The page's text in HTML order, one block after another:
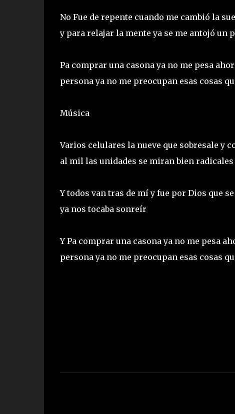
No Fue de repente cuando me cambió la
y para relajar la mente ya se me antojó un
Pa comprar una casona ya no me pesa
persona ya no me preocupan esas cosas
Música
Varios celulares la nueve que sobresale y
al mil las unidades se miran bien
Y todos van tras de mí y fue por Dios que
ya nos tocaba sonreír
Y Pa comprar una casona ya no me pesa
persona ya no me preocupan esas cosas